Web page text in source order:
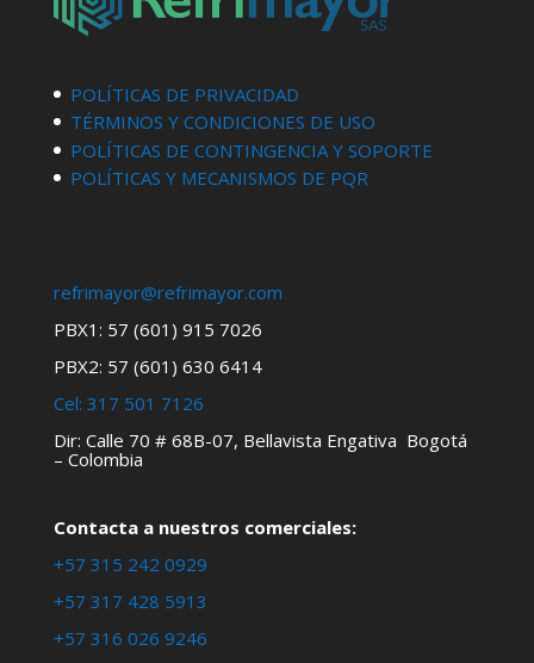
POLÍTICAS DE PRIVACIDAD
TÉRMINOS Y CONDICIONES DE USO
POLÍTICAS DE CONTINGENCIA Y SOPORTE
POLÍTICAS Y MECANISMOS DE PQR
refrimayor@refrimayor.com
PBX1: 57 (601) 915 7026
PBX2: 57 (601) 630 6414
Cel: 317 501 7126
Dir: Calle 70 # 68B-07, Bellavista Engativa Bogotá
– Colombia
Contacta a nuestros comerciales:
+57 315 242 0929
+57 317 428 5913
+57 316 026 9246